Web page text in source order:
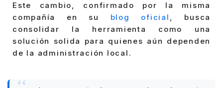
Este cambio, confirmado por la misma
compañía en su blog oficial , busca
consolidar la herramienta como una
solución solida para quienes aún dependen
de la administración local.